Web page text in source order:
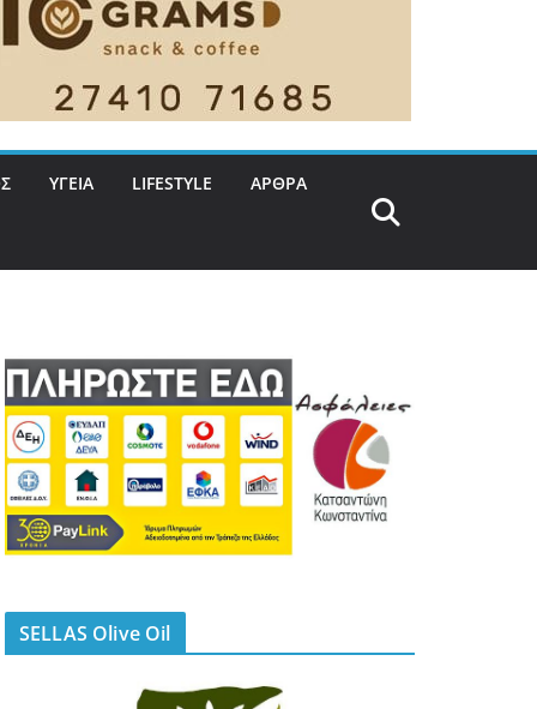
ΥΓΕΙΑ LIFESTYLE ΑΡΘΡΑ
SELLAS Olive Oil